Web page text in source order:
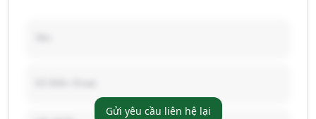
Gửi yêu cầu liên hệ lại